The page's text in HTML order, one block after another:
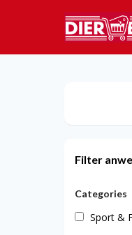
Filter
Categories
Sport &